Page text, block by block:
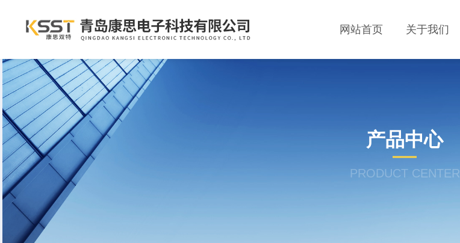
网站首页 关于我们
产品中心
PRODUCT CENTER